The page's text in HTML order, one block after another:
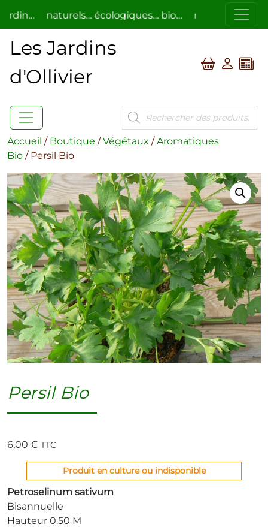
naturels… écologiques… bio… respectueux de
Les Jardins
d'Ollivier
Recherche
de
produits
Accueil / Boutique /Végétaux /Aromatiques
Bio / Persil Bio
Persil Bio
6,00 € TTC
Produit en culture ou indisponible
Petroselinum sativum
Bisannuelle
Hauteur 0.50 M